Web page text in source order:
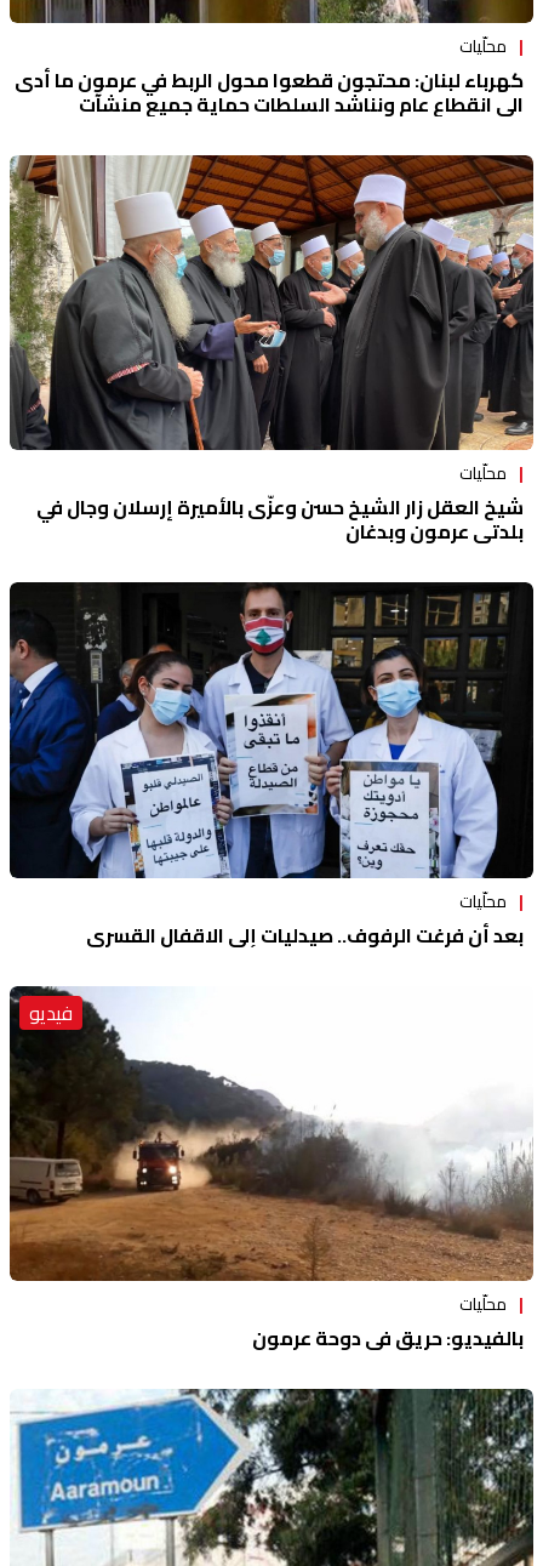
محلّيات
كهرباء لبنان: محتجون قطعوا محول الربط في عرمون ما أدى
الى انقطاع عام ونناشد السلطات حماية جميع منشآت
المؤسسة
محلّيات
شيخ العقل زار الشيخ حسن وعزّى بالأميرة إرسلان وجال في
بلدتي عرمون وبدغان
محلّيات
بعد أن فرغت الرفوف.. صيدليات إلى الاقفال القسري
فيديو
محلّيات
بالفيديو: حريق في دوحة عرمون